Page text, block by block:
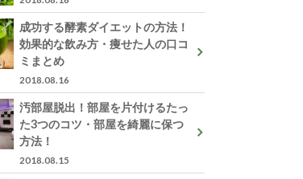
成功する酵素ダイエットの方法！
効果的な飲み方・痩せた人の口コ
ミまとめ
2018.08.16
汚部屋脱出！部屋を片付けるたっ
た3つのコツ・部屋を綺麗に保つ
方法！
2018.08.15